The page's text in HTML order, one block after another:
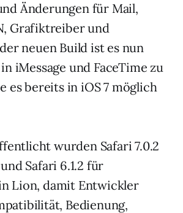
Änderungen für Mail,
Grafiktreiber und
neuen Build ist es nun
iMessage und FaceTime zu
es bereits in iOS 7 möglich
wurden Safari 7.0.2
Safari 6.1.2 für
Lion, damit Entwickler
Bedienung,